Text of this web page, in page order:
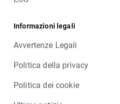
Informazioni legali
Avvertenze Legali
Politica della privacy
Politica dei cookie